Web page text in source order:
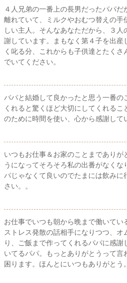
４人兄弟の一番上の長男だったパパ
離れていて、ミルクやおむつ替えの手
しい主人。そんなあなただから、３
謝しています。まもなく第４子を出産
く叱る分、これからも子供達とたく
でいてください。
パパと結婚して良かったと思う一番の
くれると驚くほど大切にしてくれる
のために時間を使い、心から感謝して
いつもお仕事＆お家のことまでありが
うになってそろそろ私の出番がなく
パじゃなくて良いのでたまには飲みに
さい。。
お仕事でいつも朝から晩まで働いて
ストレス発散の話相手になりつつ、
り、ご飯まで作ってくれるパパに感
いてるパパ。もっとありがとうって言
困ります。ほんとにいつもありがとう。